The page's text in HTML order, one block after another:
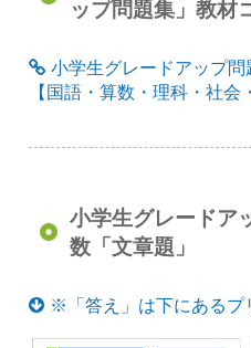
ップ問題集」教材
小学生グレードアップ問
【国語・算数・理科・社会
小学生グレード
数「文章題」
※「答え」は下にあるプ